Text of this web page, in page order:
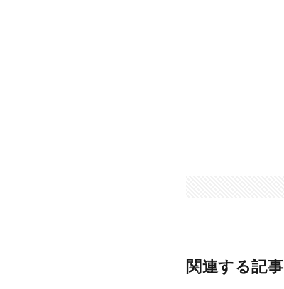
関連する記事